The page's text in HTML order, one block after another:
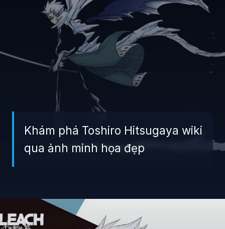
Khám phá Toshiro Hitsugaya wiki
qua ảnh minh họa đẹp
Đang mở https://giaydabonghana.com/toshiro